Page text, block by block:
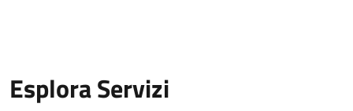
Esplora Servizi